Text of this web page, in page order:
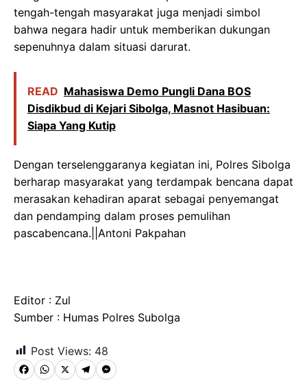
tengah-tengah masyarakat juga menjadi simbol
bahwa negara hadir untuk memberikan dukungan
sepenuhnya dalam situasi darurat.
READ Mahasiswa Demo Pungli Dana BOS
Disdikbud di Kejari Sibolga, Masnot Hasibuan:
Siapa Yang Kutip
Dengan terselenggaranya kegiatan ini, Polres Sibolga
berharap masyarakat yang terdampak bencana dapat
merasakan kehadiran aparat sebagai penyemangat
dan pendamping dalam proses pemulihan
pascabencana.||Antoni Pakpahan
Editor : Zul
Sumber : Humas Polres Subolga
Post Views: 48
F WX T M